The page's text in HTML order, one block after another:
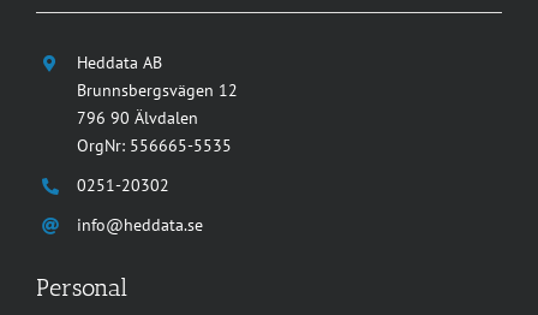
Heddata AB
Brunnsbergsvägen 12
796 90 Älvdalen
OrgNr: 556665-5535
0251-20302
info@heddata.se
Personal